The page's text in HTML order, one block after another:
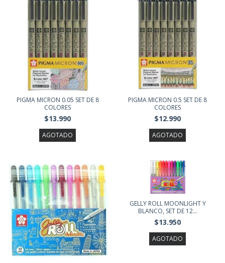
PIGMA MICRON 0.05 SET DE 8
COLORES
$13.990
AGOTADO
PIGMA MICRON 0.5 SET DE 8
COLORES
$12.990
AGOTADO
GELLY ROLL MOONLIGHT Y
BLANCO, SET DE 12...
$13.950
AGOTADO